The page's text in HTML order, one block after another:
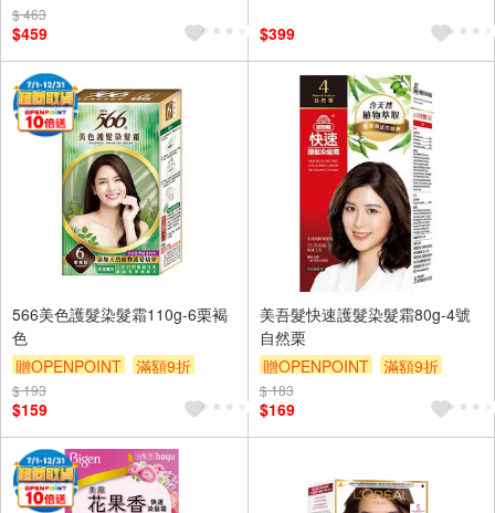
$ 463
$459 $399
566美色護髮染髮霜110g-6栗褐
色
贈OPENPOINT
滿額9折
贈$200
$ 193
$159
美吾髮快速護髮染髮霜80g-4號
自然栗
贈OPENPOINT
滿額9折
贈$200
$ 183
$169